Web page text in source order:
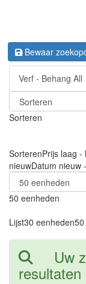
Bewaar
Verf - Behang All
Sorteren
SorterenPrijs laag -
nieuwDatum nieuw
50 eenheden
Lijst30 eenheden
Uw